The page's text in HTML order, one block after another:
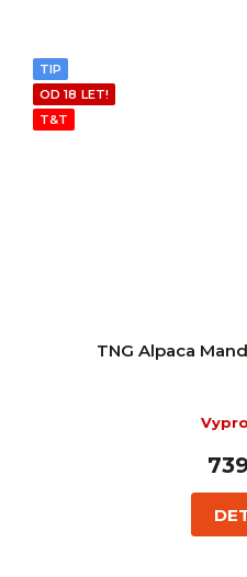
TIP
OD 18 LET!
T&T
TNG Alpaca